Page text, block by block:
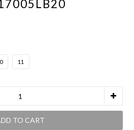
11
TO CART